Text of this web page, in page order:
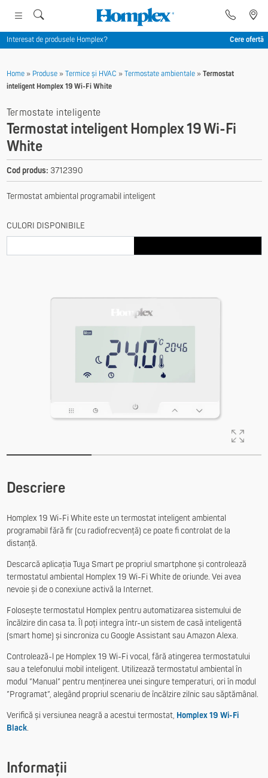
Interesat de produsele Homplex? Cere ofertă
Home» Produse» Termice și HVAC » Termostate ambientale» Termostat
inteligent Homplex 19 Wi-Fi White
Descriere
Homplex 19 Wi-Fi White este un termostat inteligent ambiental
programabil fără fir (cu radiofrecvență) ce poate fi controlat de la
distanță.
Descarcă aplicația Tuya Smart pe propriul smartphone și controlează
termostatul ambiental Homplex 19 Wi-Fi White de oriunde. Vei avea
nevoie și de o conexiune activă la Internet.
Folosește termostatul Homplex pentru automatizarea sistemului de
încălzire din casa ta. Îl poți integra într-un sistem de casă inteligentă
(smart home) și sincroniza cu Google Assistant sau Amazon Alexa.
Controlează-l pe Homplex 19 Wi-Fi vocal, fără atingerea termostatului
sau a telefonului mobil inteligent. Utilizează termostatul ambiental în
modul ”Manual” pentru menținerea unei singure temperaturi, ori în modul
”Programat”, alegând propriul scenariu de încălzire zilnic sau săptămânal.
Verifică și versiunea neagră a acestui termostat, Homplex 19 Wi-Fi
Black.
Informații
Termostate inteligente
Termostat inteligent Homplex 19 Wi-Fi
White
Cod produs: 3712390
Termostat ambiental programabil inteligent
CULORI DISPONIBILE